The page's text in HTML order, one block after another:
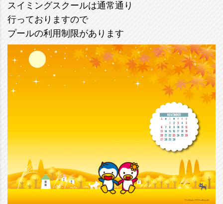
スイミングスクールは通常通り
行っておりますので
プールの利用制限があります